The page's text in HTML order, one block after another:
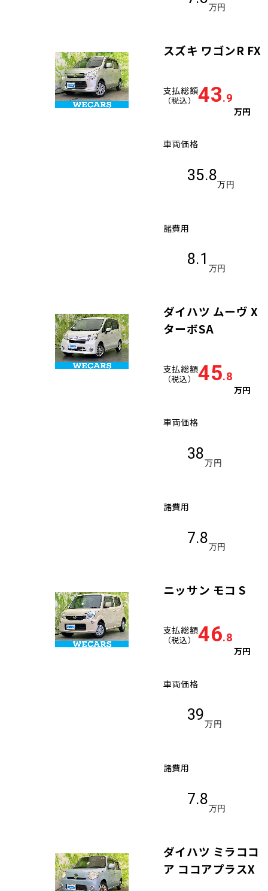
万円
スズキ ワゴンR FX
支払総額
（税込） 43.9
万円
車両価格
35.8
万円
諸費用
8.1
万円
ダイハツ ムーヴ X
ターボSA
支払総額
（税込） 45.8
万円
車両価格
38
万円
諸費用
7.8
万円
ニッサン モコ S
支払総額
（税込） 46.8
万円
車両価格
39
万円
諸費用
7.8
万円
ダイハツ ミラココ
ア ココアプラスX